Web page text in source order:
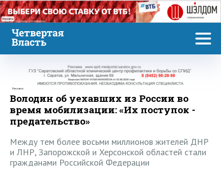
Реклама
Реклама
Володин об уехавших из России во
время мобилизации: «Их поступок -
предательство»
Между тем более восьми миллионов жителей ДНР
и ЛНР, Запорожской и Херсонской областей стали
гражданами Российской Федерации